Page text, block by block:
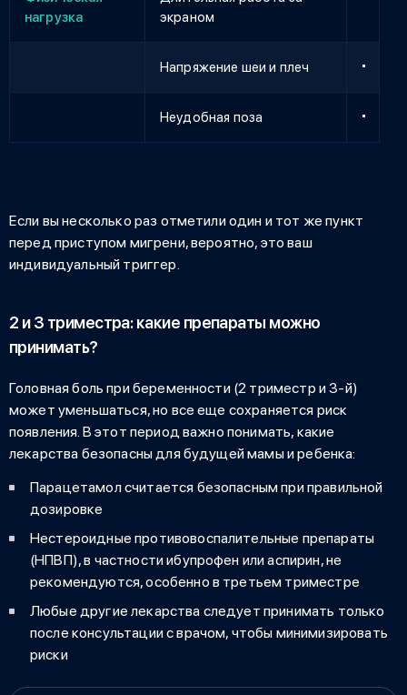
нагрузка
экраном
Напряжение шеи и плеч
Неудобная поза
Если вы несколько раз отметили один и тот же пункт
перед приступом мигрени, вероятно, это ваш
индивидуальный триггер.
2 и 3 триместра: какие препараты можно
принимать?
Головная боль при беременности (2 триместр и 3-й)
может уменьшаться, но все еще сохраняется риск
появления. В этот период важно понимать, какие
лекарства безопасны для будущей мамы и ребенка:
Парацетамол считается безопасным при правильной
дозировке
Нестероидные противовоспалительные препараты
(НПВП), в частности ибупрофен или аспирин, не
рекомендуются, особенно в третьем триместре
Любые другие лекарства следует принимать только
после консультации с врачом, чтобы минимизировать
риски